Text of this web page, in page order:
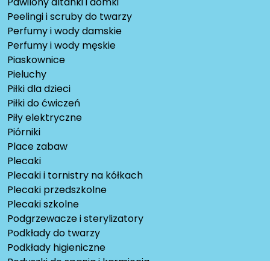
Peelingi i scruby do twarzy
Perfumy i wody damskie
Perfumy i wody męskie
Piaskownice
Pieluchy
Piłki dla dzieci
Piłki do ćwiczeń
Piły elektryczne
Piórniki
Place zabaw
Plecaki
Plecaki i tornistry na kółkach
Plecaki przedszkolne
Plecaki szkolne
Podgrzewacze i sterylizatory
Podkłady do twarzy
Podkłady higieniczne